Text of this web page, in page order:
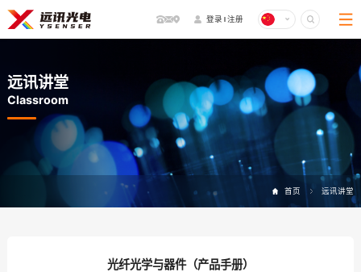
登录 注册
远讯讲堂
Classroom
首页 远讯讲堂
光纤光学与器件（产品手册）